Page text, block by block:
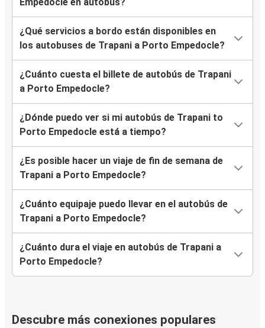
¿Qué servicios a bordo están disponibles en
los autobuses de Trapani a Porto Empedocle?
¿Cuánto cuesta el billete de autobús de Trapani
a Porto Empedocle?
¿Dónde puedo ver si mi autobús de Trapani to
Porto Empedocle está a tiempo?
¿Es posible hacer un viaje de fin de semana de
Trapani a Porto Empedocle?
¿Cuánto equipaje puedo llevar en el autobús de
Trapani a Porto Empedocle?
¿Cuánto dura el viaje en autobús de Trapani a
Porto Empedocle?
Descubre más conexiones populares